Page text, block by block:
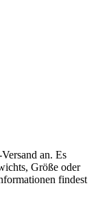
an. Es
Größe oder
findest